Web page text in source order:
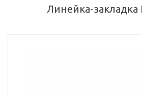
Линейка-закладка